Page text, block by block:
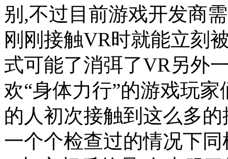
别,不过目前游戏开发商
刚刚接触VR时就能立刻
式可能了消弭了VR另外
欢“身体力行”的游戏玩
的人初次接触到这么多
一个个检查过的情况下